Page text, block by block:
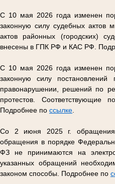
С 10 мая 2026 года изменен
законную силу судебных актов
актов районных (городских)
внесены в ГПК РФ и КАС РФ.
С 10 мая 2026 года изменен
законную силу
правонарушении, решений по
протестов.
Подробнее по ссылке
Со 2 июня 2025 г. обращения
обращения в порядке
ФЗ не принимаются на
указанных обращений
законом способы. Подробнее по